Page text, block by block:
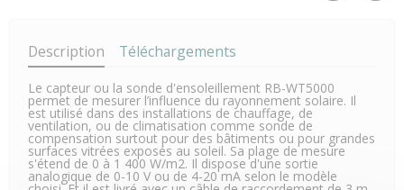
Description Téléchargements
Le capteur ou la sonde d'ensoleillement RB-WT5000
permet de mesurer l’influence du rayonnement solaire. Il
est utilisé dans des installations de chauffage, de
ventilation, ou de climatisation comme sonde de
compensation surtout pour des bâtiments ou pour grandes
surfaces vitrées exposés au soleil. Sa plage de mesure
s'étend de 0 à 1 400 W/m2. Il dispose d'une sortie
analogique de 0-10 V ou de 4-20 mA selon le modèle